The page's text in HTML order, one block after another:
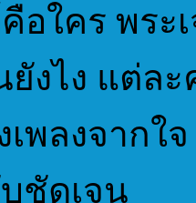
อใคร พร
ยังไง แต่
เพลงจากใ
ชัดเจน